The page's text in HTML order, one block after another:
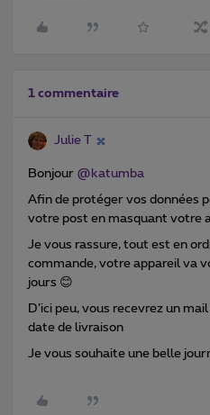
1 commentaire
Julie T
Bonjour @katumba
Afin de protéger vos données
votre post en masquant votre
Je vous rassure, tout est en
commande, votre appareil va
jours 😊
D’ici peu, vous recevrez un
date de livraison
Je vous souhaite une belle